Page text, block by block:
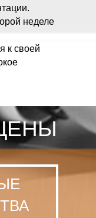
неделе
к своей